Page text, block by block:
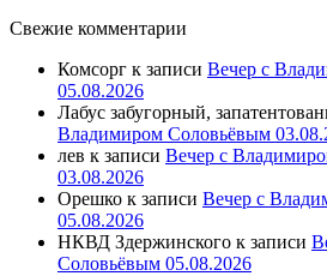
Свежие комментарии
Комсорг к записи Вечер с
05.08.2026
Лабус забугорный,
Владимиром Соловьёвым
лев к записи Вечер с
03.08.2026
Орешко к записи Вечер с
05.08.2026
НКВД Здержинского к записи
Соловьёвым 05.08.2026